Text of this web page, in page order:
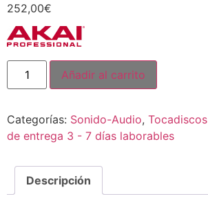
252,00€
Añadir al carrito
Categorías: Sonido-Audio, Tocadiscos
de entrega 3 - 7 días laborables
Descripción